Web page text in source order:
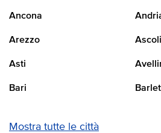
Ancona
Arezzo
Asti
Bari
Mostra tutte le città